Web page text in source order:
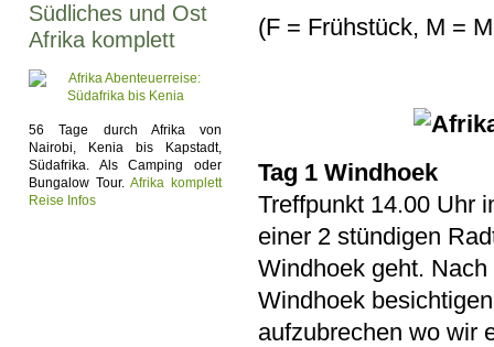
Südliches und Ost
Afrika komplett
56 Tage durch Afrika von
Nairobi, Kenia bis Kapstadt,
Südafrika. Als Camping oder
Bungalow Tour. Afrika komplett
Reise Infos
(F = Frühstück, M =
Tag 1 Windhoek
Treffpunkt 14.00 Uhr
einer 2 stündigen
Windhoek geht.
Windhoek
aufzubrechen wo wir